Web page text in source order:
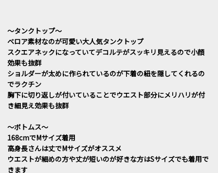
～タンクトップ〜
ベロア素材なのが可愛い大人気タンクトップ
スクエアネックになっていてデコルテがスッキリ見えるので小顔
効果も抜群
ショルダーが太めに作られているのが下着の紐を隠してくれるの
でラクチン
胸下に切り返しが付いていることでウエスト部分にメリハリが付
き細見え効果も抜群
～ボトムス～
168cmでMサイズ着用
高身長さんは丈でMサイズがオススメ
ウエストが細めの方や丈が短いのが好きな方はSサイズでも着用で
きます